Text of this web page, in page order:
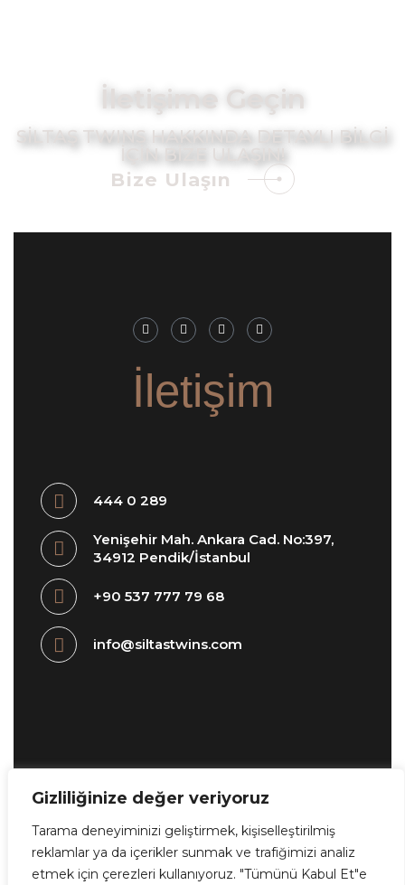
Gizliliğinize değer veriyoruz
Tarama deneyiminizi geliştirmek, kişiselleştirilmiş
reklamlar ya da içerikler sunmak ve trafiğimizi analiz
etmek için çerezleri kullanıyoruz. "Tümünü Kabul Et"e
İletişime Geçin
SILTAŞ TWINS HAKKINDA DETAYLI BILGI
IÇIN BIZE ULAŞIN!
Bize Ulaşın
İletişim
444 0 289
Yenişehir Mah. Ankara Cad. No:397,
34912 Pendik/İstanbul
+90 537 777 79 68
info@siltastwins.com
KVKK METNİ Bilgi Toplumu Hizmetleri
Çerez Politikası Yasal Uyarı